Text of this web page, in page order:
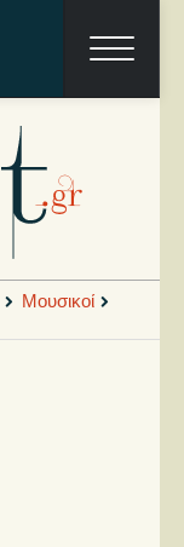
Μουσικοί